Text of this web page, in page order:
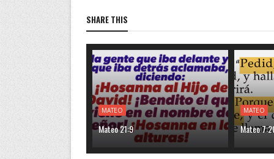
SHARE THIS
MATEO
Mateo 21:9
MATEO
Mateo